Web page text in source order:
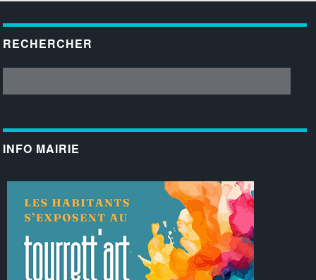
RECHERCHER
INFO MAIRIE